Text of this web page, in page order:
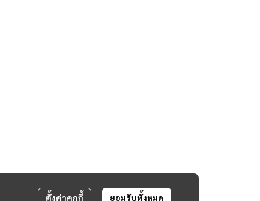
ตั้งค่าคุกกี้ ยอมรับทั้งหมด